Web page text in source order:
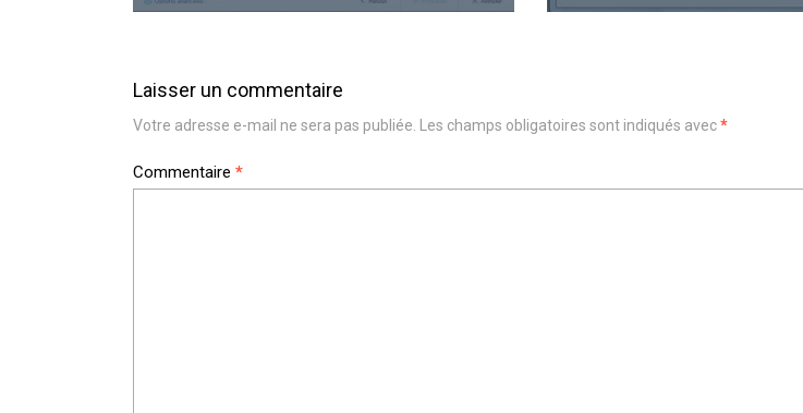
Laisser un commentaire
Votre adresse e-mail ne sera pas publiée. Les champs obligatoires sont indiqués avec*
Commentaire *